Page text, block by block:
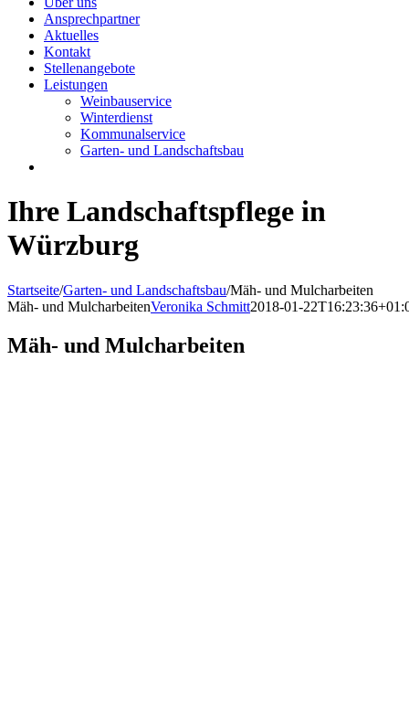
Ansprechpartner
Aktuelles
Kontakt
Stellenangebote
Leistungen
Weinbauservice
Winterdienst
Kommunalservice
Garten- und Landschaftsbau
Ihre Landschaftspflege in
Würzburg
Startseite/Garten- und Landschaftsbau/Mäh- und Mulcharbeiten
Mäh- und MulcharbeitenVeronika Schmitt2018-01-
Mäh- und Mulcharbeiten